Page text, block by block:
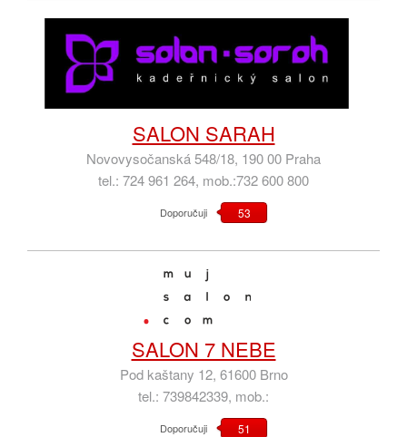
SALON SARAH
Novovysočanská 548/18, 190 00 Praha
tel.: 724 961 264, mob.:732 600 800
Doporučuji 53
SALON 7 NEBE
Pod kaštany 12, 61600 Brno
tel.: 739842339, mob.:
Doporučuji 51